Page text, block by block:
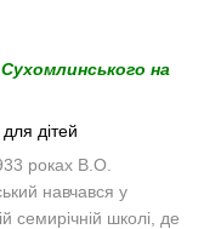
на
дітей
роках В.О.
навчався у
семирічній школі, де